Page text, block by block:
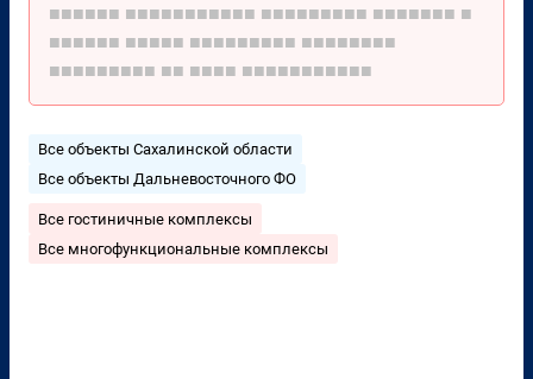
■■■■■■ ■■■■■■■■■■■ ■■■■■■■■■ ■■■■■■■ ■
■■■■■■ ■■■■■ ■■■■■■■■■ ■■■■■■■■
■■■■■■■■■ ■■ ■■■■ ■■■■■■■■■■■
Все объекты Сахалинской области
Все объекты Дальневосточного ФО
Все гостиничные комплексы
Все многофункциональные комплексы